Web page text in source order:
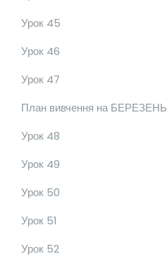
Урок 45
Урок 46
Урок 47
План вивчення на БЕРЕЗЕНЬ
Урок 48
Урок 49
Урок 50
Урок 51
Урок 52